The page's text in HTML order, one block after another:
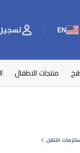
EN تسجيل
منتجات الاطفال
التنقل